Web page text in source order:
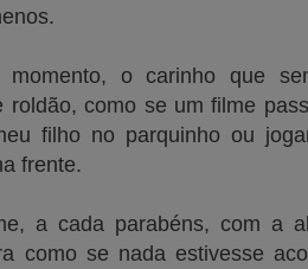
momento, o carinho que
roldão, como se um filme
filho no parquinho ou
frente.
a cada parabéns, com a
como se nada estivesse